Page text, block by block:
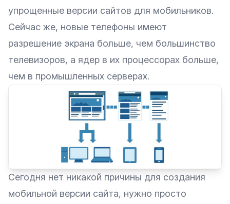
упрощенные версии сайтов для мобильников.
Сейчас же, новые телефоны имеют
разрешение экрана больше, чем большинство
телевизоров, а ядер в их процессорах больше,
чем в промышленных серверах.
Сегодня нет никакой причины для создания
мобильной версии сайта, нужно просто